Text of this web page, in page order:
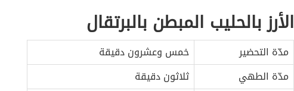
الأرز بالحليب المبطن بالبرتقال
مدّة التحضير
خمس وعشرون دقيقة
مدّة الطهي
ثلاثون دقيقة